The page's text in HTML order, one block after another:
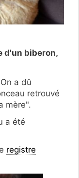
d'un biberon,
a dû
retrouvé
mère".
a été
registre